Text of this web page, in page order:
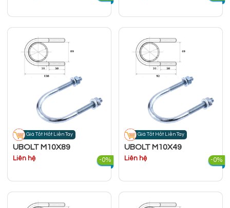
Giá Tốt Hốt Liền Tay
UBOLT M10X89
Liên hệ -0%
Giá Tốt Hốt Liền Tay
UBOLT M10X49
Liên hệ -0%